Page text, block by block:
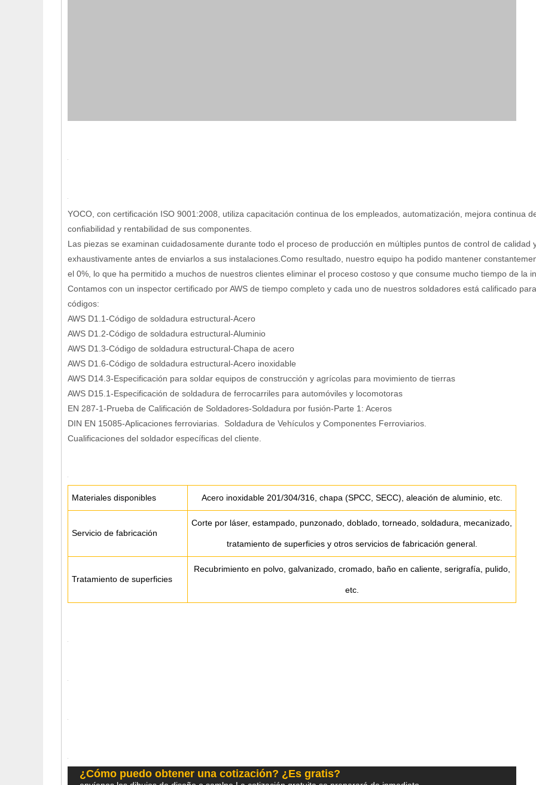
YOCO, con certificación ISO 9001:2008, utiliza capacitación continua de los empleados, automatización, mejora continua
confiabilidad y rentabilidad de sus componentes.
Las piezas se examinan cuidadosamente durante todo el proceso de producción en múltiples puntos de control de
exhaustivamente antes de enviarlos a sus instalaciones.Como resultado, nuestro equipo ha podido mantener
el 0%, lo que ha permitido a muchos de nuestros clientes eliminar el proceso costoso y que consume mucho tiempo de la
Contamos con un inspector certificado por AWS de tiempo completo y cada uno de nuestros soldadores está calificado
códigos:
AWS D1.1-Código de soldadura estructural-Acero
AWS D1.2-Código de soldadura estructural-Aluminio
AWS D1.3-Código de soldadura estructural-Chapa de acero
AWS D1.6-Código de soldadura estructural-Acero inoxidable
AWS D14.3-Especificación para soldar equipos de construcción y agrícolas para movimiento de tierras
AWS D15.1-Especificación de soldadura de ferrocarriles para automóviles y locomotoras
EN 287-1-Prueba de Calificación de Soldadores-Soldadura por fusión-Parte 1: Aceros
DIN EN 15085-Aplicaciones ferroviarias. Soldadura de Vehículos y Componentes Ferroviarios.
Cualificaciones del soldador específicas del cliente.
Materiales disponibles Acero inoxidable 201/304/316, chapa (SPCC, SECC), aleación de aluminio, etc.
Servicio de fabricación
Corte por láser, estampado, punzonado, doblado, torneado, soldadura, mecanizado,
tratamiento de superficies y otros servicios de fabricación general.
Tratamiento de superficies
Recubrimiento en polvo, galvanizado, cromado, baño en caliente, serigrafía, pulido,
etc.
¿Cómo puedo obtener una cotización? ¿Es gratis?